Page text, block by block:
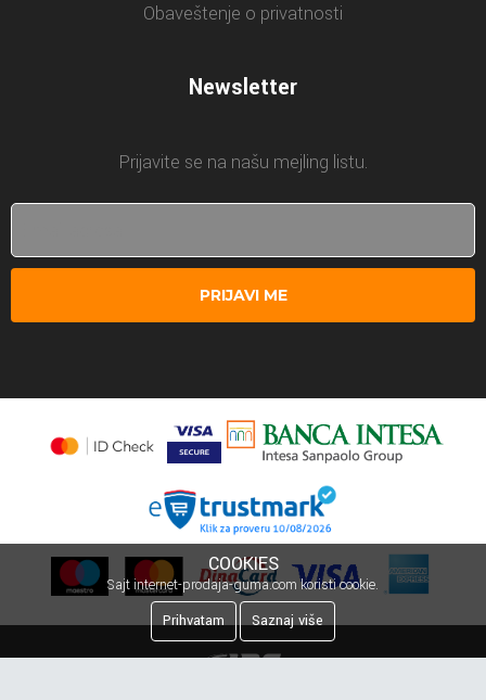
Obaveštenje o privatnosti
Newsletter
Prijavite se na našu mejling listu.
PRIJAVI ME
COOKIES
Sajt internet-prodaja-guma.com koristi cookie.
Prihvatam
Saznaj više